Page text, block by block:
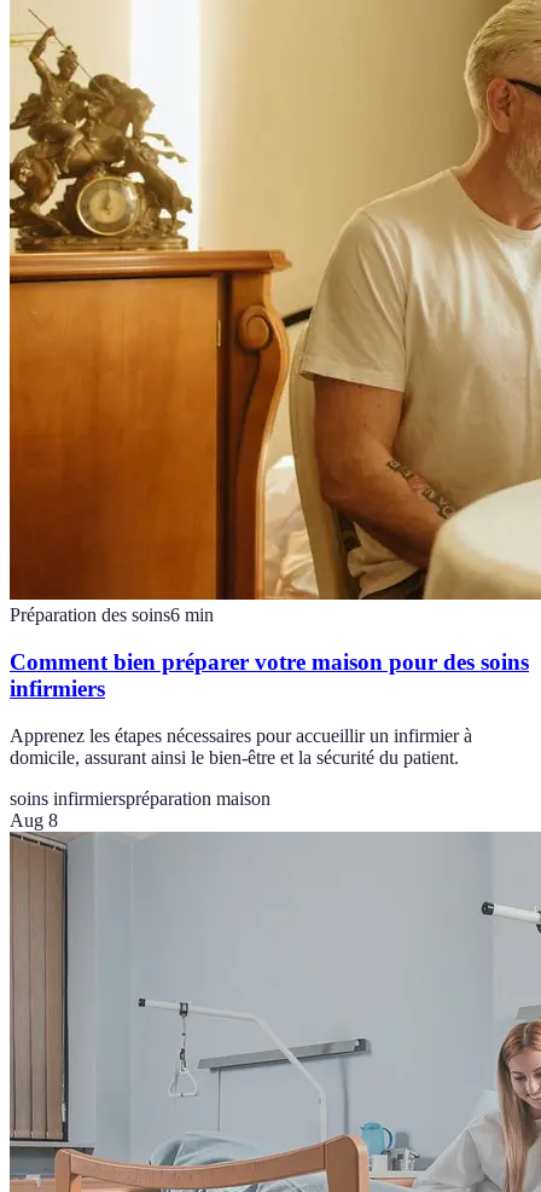
Préparation des soins6 min
Comment bien préparer votre maison pour des soins
infirmiers
Apprenez les étapes nécessaires pour accueillir un infirmier à
domicile, assurant ainsi le bien-être et la sécurité du patient.
soins infirmierspréparation maison
Aug 8